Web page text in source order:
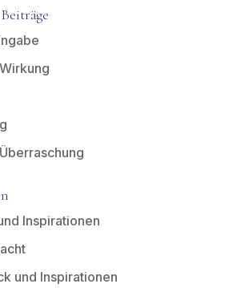
Inspirationen
und Inspirationen